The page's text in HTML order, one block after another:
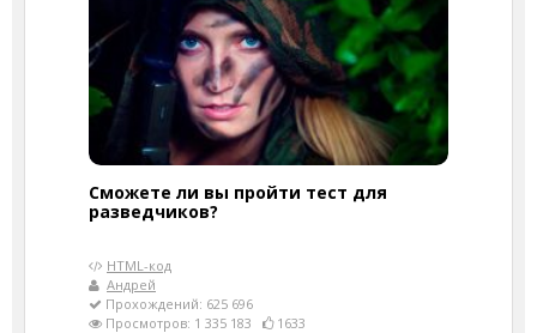
Сможете ли вы пройти тест для
разведчиков?
HTML-код
Андрей
Прохождений: 625 696
Просмотров: 1 335 183
1633